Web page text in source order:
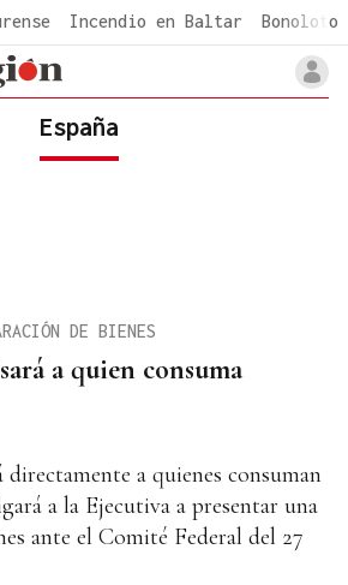
Incendio en Baltar Bonoloto
España
a quien consuma
DE BIENES
directamente a quienes consuman
a la Ejecutiva a presentar una
ante el Comité Federal del 27